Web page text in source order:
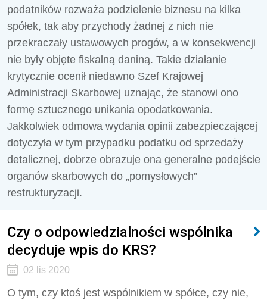
podatników rozważa podzielenie biznesu na kilka
spółek, tak aby przychody żadnej z nich nie
przekraczały ustawowych progów, a w konsekwencji
nie były objęte fiskalną daniną. Takie działanie
krytycznie ocenił niedawno Szef Krajowej
Administracji Skarbowej uznając, że stanowi ono
formę sztucznego unikania opodatkowania.
Jakkolwiek odmowa wydania opinii zabezpieczającej
dotyczyła w tym przypadku podatku od sprzedaży
detalicznej, dobrze obrazuje ona generalne podejście
organów skarbowych do „pomysłowych”
restrukturyzacji.
Czy o odpowiedzialności wspólnika
decyduje wpis do KRS?
02 lis 2020
O tym, czy ktoś jest wspólnikiem w spółce, czy nie,